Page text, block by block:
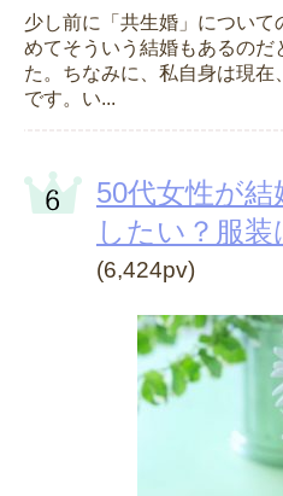
少し前に「共生婚」につい
めてそういう結婚もあるのだ
た。ちなみに、私自身は現在
です。い...
50代女性が
したい？服
(6,424pv)